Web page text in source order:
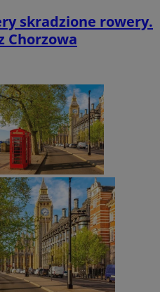
skradzione rowery.
Chorzowa